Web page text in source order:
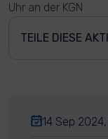
Uhr an der KGN
TEILE DIESE
14 Sep